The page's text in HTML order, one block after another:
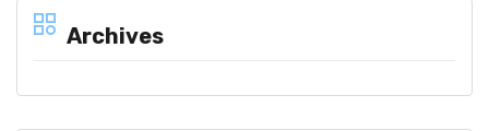
Archives